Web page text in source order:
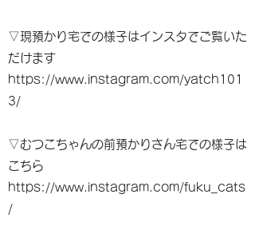
▽現預かり宅での様子はインスタでご覧いた
だけます
https://www.instagram.com/yatch101
3/
▽むつこちゃんの前預かりさん宅での様子は
こちら
https://www.instagram.com/fuku_cats
/